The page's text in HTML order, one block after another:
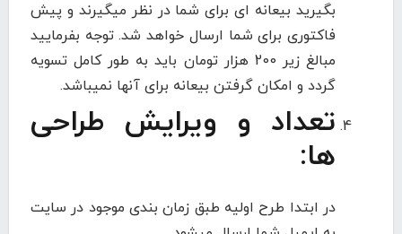
بگیرید بیعانه ای برای شما در نظر میگیرند و پیش
فاکتوری برای شما ارسال خواهد شد. توجه بفرمایید
مبالغ زیر 200 هزار تومان باید به طور کامل تسویه
گردد و امکان گرفتن بیعانه برای آنها نمیباشد.
تعداد و ویرایش طراحی
ها:
در ابتدا طرح اولیه طبق زمان بندی موجود در سایت